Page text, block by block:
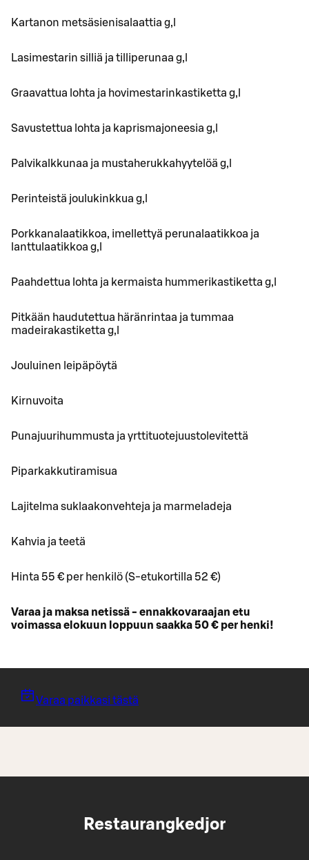
Kartanon metsäsienisalaattia g,l
Lasimestarin silliä ja tilliperunaa g,l
Graavattua lohta ja hovimestarinkastiketta g,l
Savustettua lohta ja kaprismajoneesia g,l
Palvikalkkunaa ja mustaherukkahyytelöä g,l
Perinteistä joulukinkkua g,l
Porkkanalaatikkoa, imellettyä perunalaatikkoa ja
lanttulaatikkoa g,l
Paahdettua lohta ja kermaista hummerikastiketta g,l
Pitkään haudutettua häränrintaa ja tummaa
madeirakastiketta g,l
Jouluinen leipäpöytä
Kirnuvoita
Punajuurihummusta ja yrttituotejuustolevitettä
Piparkakkutiramisua
Lajitelma suklaakonvehteja ja marmeladeja
Kahvia ja teetä
Hinta 55 € per henkilö (S-etukortilla 52 €)
Varaa ja maksa netissä - ennakkovaraajan etu
voimassa elokuun loppuun saakka 50 € per henki!
Varaa paikkasi tästä
Restaurangkedjor